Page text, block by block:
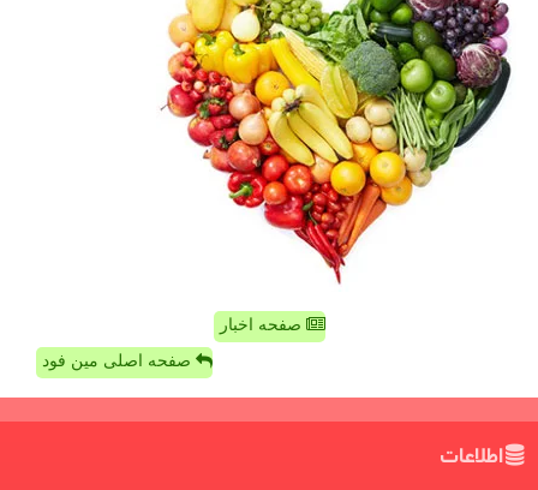
صفحه اخبار
صفحه اصلی مین فود
اطلاعات